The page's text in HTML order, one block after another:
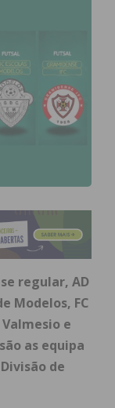
regular, AD
Modelos, FC
Valmesio e
as equipa
de